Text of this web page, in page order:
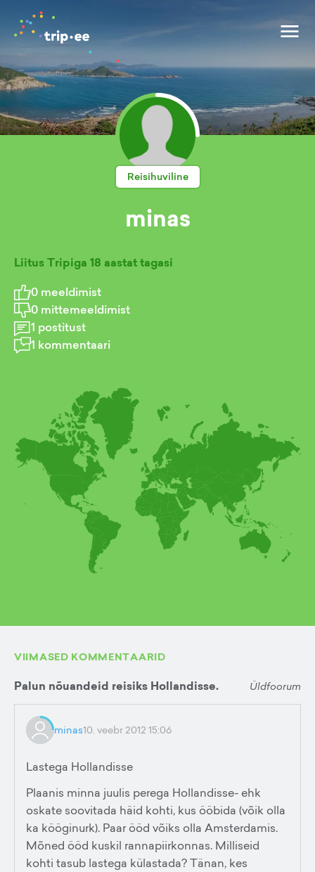
Reisihuviline
minas
Liitus Tripiga 18 aastat tagasi
0 meeldimist
0 mittemeeldimist
1 postitust
1 kommentaari
VIIMASED KOMMENTAARID
Palun nõuandeid reisiks Hollandisse. Üldfoorum
minas10. veebr 2012 15:06
Lastega Hollandisse
Plaanis minna juulis perega Hollandisse- ehk
oskate soovitada häid kohti, kus ööbida (võik olla
ka kööginurk). Paar ööd võiks olla Amsterdamis.
Mõned ööd kuskil rannapiirkonnas. Milliseid
kohti tasub lastega külastada? Tänan, kes